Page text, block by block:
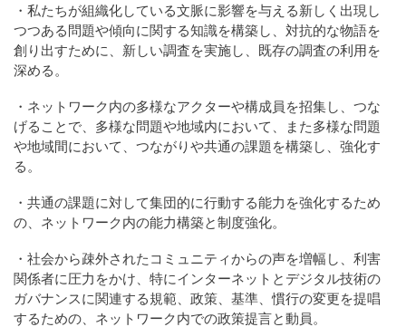
・私たちが組織化している文脈に影響を与える新しく出現し
つつある問題や傾向に関する知識を構築し、対抗的な物語を
創り出すために、新しい調査を実施し、既存の調査の利用を
深める。
・ネットワーク内の多様なアクターや構成員を招集し、つな
げることで、多様な問題や地域内において、また多様な問題
や地域間において、つながりや共通の課題を構築し、強化す
る。
・共通の課題に対して集団的に行動する能力を強化するため
の、ネットワーク内の能力構築と制度強化。
・社会から疎外されたコミュニティからの声を増幅し、利害
関係者に圧力をかけ、特にインターネットとデジタル技術の
ガバナンスに関連する規範、政策、基準、慣行の変更を提唱
するための、ネットワーク内での政策提言と動員。